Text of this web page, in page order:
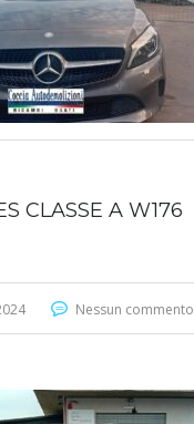
CLASSE A W176
Nessun commento